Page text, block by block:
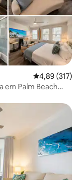
4,89 de uma
4,89 (317)
em Palm Beach